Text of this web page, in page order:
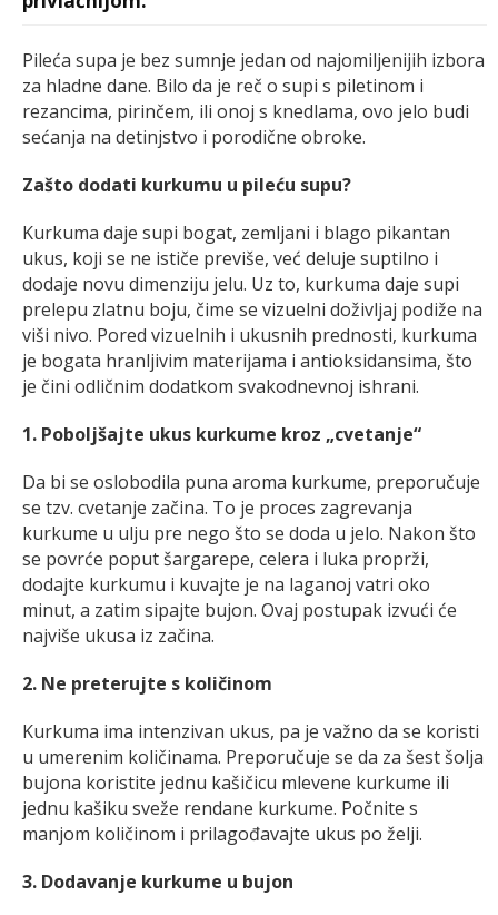
Pileća supa je bez sumnje jedan od najomiljenijih izbora
za hladne dane. Bilo da je reč o supi s piletinom i
rezancima, pirinčem, ili onoj s knedlama, ovo jelo budi
sećanja na detinjstvo i porodične obroke.
Zašto dodati kurkumu u pileću supu?
Kurkuma daje supi bogat, zemljani i blago pikantan
ukus, koji se ne ističe previše, već deluje suptilno i
dodaje novu dimenziju jelu. Uz to, kurkuma daje supi
prelepu zlatnu boju, čime se vizuelni doživljaj podiže na
viši nivo. Pored vizuelnih i ukusnih prednosti, kurkuma
je bogata hranljivim materijama i antioksidansima, što
je čini odličnim dodatkom svakodnevnoj ishrani.
1. Poboljšajte ukus kurkume kroz „cvetanje“
Da bi se oslobodila puna aroma kurkume, preporučuje
se tzv. cvetanje začina. To je proces zagrevanja
kurkume u ulju pre nego što se doda u jelo. Nakon što
se povrće poput šargarepe, celera i luka proprži,
dodajte kurkumu i kuvajte je na laganoj vatri oko
minut, a zatim sipajte bujon. Ovaj postupak izvući će
najviše ukusa iz začina.
2. Ne preterujte s količinom
Kurkuma ima intenzivan ukus, pa je važno da se koristi
u umerenim količinama. Preporučuje se da za šest šolja
bujona koristite jednu kašičicu mlevene kurkume ili
jednu kašiku sveže rendane kurkume. Počnite s
manjom količinom i prilagođavajte ukus po želji.
3. Dodavanje kurkume u bujon